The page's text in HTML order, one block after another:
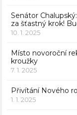
Senátor
za šťastný krok!
10. 1. 2025
Místo novoroční
kroužky
7. 1. 2025
Přivítání Nového
1. 1. 2025